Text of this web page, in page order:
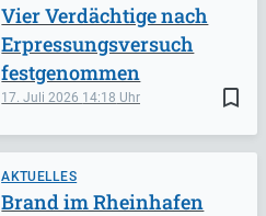
bookmark_border
17. Juli 2026 14:18
Vier Verdächtige nach
Erpressungsversuch
festgenommen
AKTUELLES
Brand im Rheinhafen